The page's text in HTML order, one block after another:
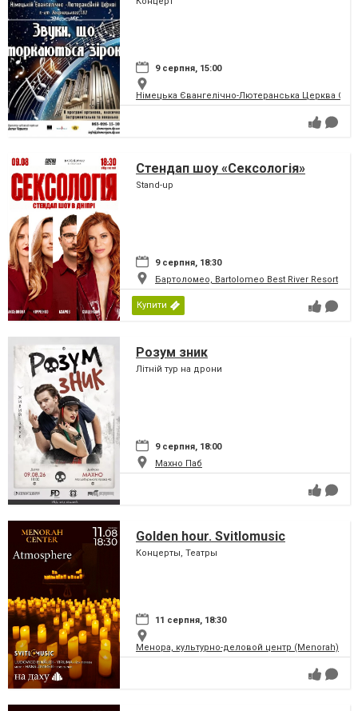
9 серпня, 15:00
Німецька Євангелічно-Лютеранська Церква
Стендап шоу «Сексологія»
Stand-up
9 серпня, 18:30
Бартоломео, Bartolomeo Best River Resort
Купити
Розум зник
Літній тур на дрони
9 серпня, 18:00
Махно Паб
Golden hour. Svitlomusic
Концерты, Театры
11 серпня, 18:30
Менора, культурно-деловой центр (Menorah)